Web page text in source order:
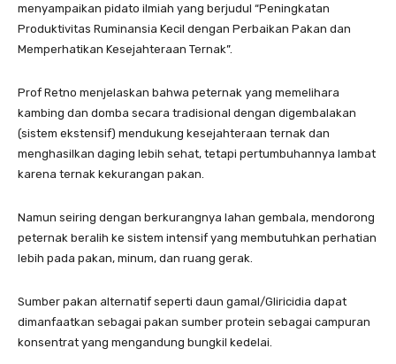
menyampaikan pidato ilmiah yang berjudul “Peningkatan
Produktivitas Ruminansia Kecil dengan Perbaikan Pakan dan
Memperhatikan Kesejahteraan Ternak”.
Prof Retno menjelaskan bahwa peternak yang memelihara
kambing dan domba secara tradisional dengan digembalakan
(sistem ekstensif) mendukung kesejahteraan ternak dan
menghasilkan daging lebih sehat, tetapi pertumbuhannya lambat
karena ternak kekurangan pakan.
Namun seiring dengan berkurangnya lahan gembala, mendorong
peternak beralih ke sistem intensif yang membutuhkan perhatian
lebih pada pakan, minum, dan ruang gerak.
Sumber pakan alternatif seperti daun gamal/Gliricidia dapat
dimanfaatkan sebagai pakan sumber protein sebagai campuran
konsentrat yang mengandung bungkil kedelai.